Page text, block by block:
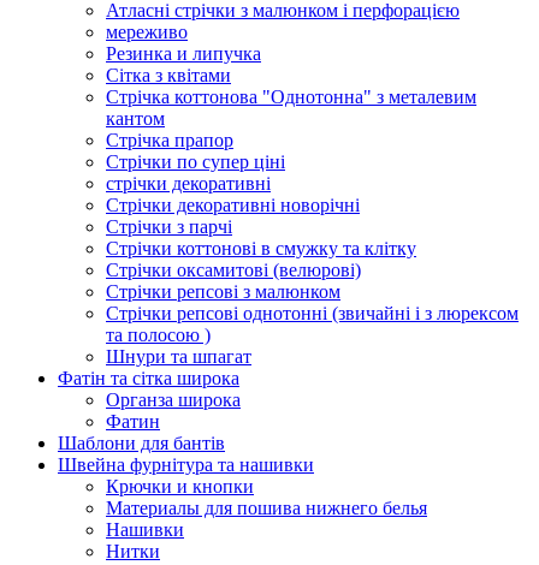
Атласні стрічки з малюнком і перфорацією
мереживо
Резинка и липучка
Сітка з квітами
Стрічка коттонова "Однотонна" з металевим
кантом
Стрічка прапор
Стрічки по супер ціні
стрічки декоративні
Стрічки декоративні новорічні
Стрічки з парчі
Стрічки коттонові в смужку та клітку
Стрічки оксамитові (велюрові)
Стрічки репсові з малюнком
Стрічки репсові однотонні (звичайні і з люрексом
та полосою )
Шнури та шпагат
Фатін та сітка широка
Органза широка
Фатин
Шаблони для бантів
Швейна фурнітура та нашивки
Крючки и кнопки
Материалы для пошива нижнего белья
Нашивки
Нитки